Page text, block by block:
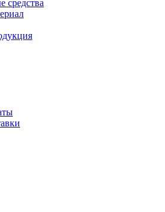
средства